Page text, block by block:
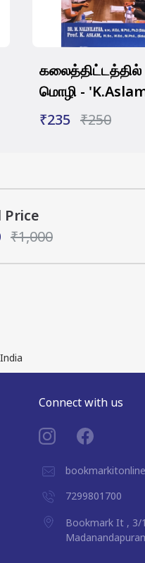
கலைத்திட்டத்தில்
மொழி -
Language
₹250
₹235
Price
₹1,000
Connect with us
7299801700
Bookmark It , 3/